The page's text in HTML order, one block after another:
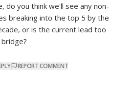
do you think we'll see any non-
breaking into the top 5 by the
or is the current lead too
REPORT COMMENT